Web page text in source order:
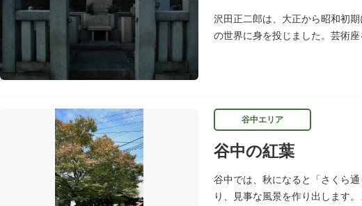
沢田正二郎は、大正から昭和初
の世界に身を投じました。芸術
谷中エリア
谷中の紅葉
谷中では、秋になると「さくら
り、見事な風景を作り出します